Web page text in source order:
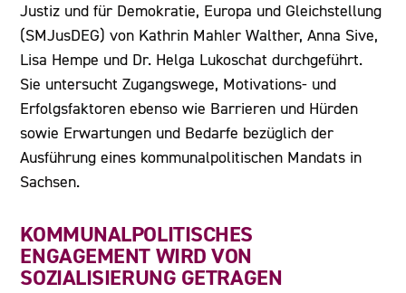
Justiz und für Demokratie, Europa und Gleichstellung
(SMJusDEG) von Kathrin Mahler Walther, Anna Sive,
Lisa Hempe und Dr. Helga Lukoschat durchgeführt.
Sie untersucht Zugangswege, Motivations- und
Erfolgsfaktoren ebenso wie Barrieren und Hürden
sowie Erwartungen und Bedarfe bezüglich der
Ausführung eines kommunalpolitischen Mandats in
Sachsen.
KOMMUNALPOLITISCHES
ENGAGEMENT WIRD VON
SOZIALISIERUNG GETRAGEN